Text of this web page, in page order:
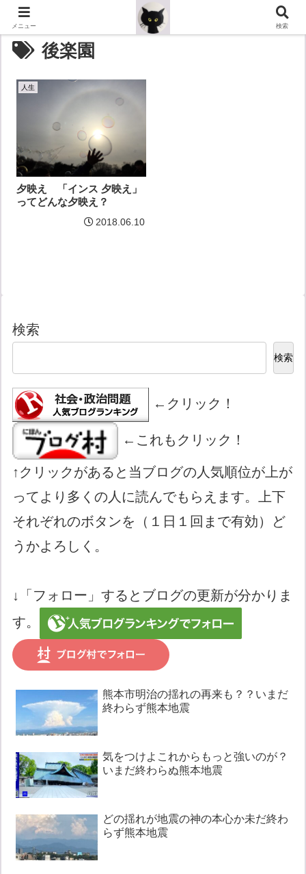
後楽園
人生
夕映え 「インス 夕映え」
ってどんな夕映え？
2018.06.10
検索
検索
←クリック！
←これもクリック！
↑クリックがあると当ブログの人気順位が上が
ってより多くの人に読んでもらえます。上下
それぞれのボタンを（１日１回まで有効）ど
うかよろしく。
↓「フォロー」するとブログの更新が分かりま
す。
熊本市明治の揺れの再来も？？いまだ
終わらず熊本地震
気をつけよこれからもっと強いのが？
いまだ終わらぬ熊本地震
どの揺れが地震の神の本心か未だ終わ
らず熊本地震
メニュー 検索